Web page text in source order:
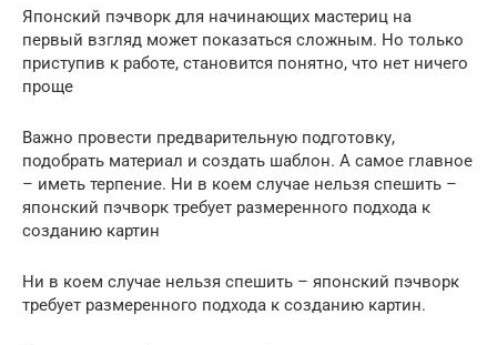
Японский пэчворк для начинающих мастериц на
первый взгляд может показаться сложным. Но только
приступив к работе, становится понятно, что нет ничего
проще
Важно провести предварительную подготовку,
подобрать материал и создать шаблон. А самое главное
– иметь терпение. Ни в коем случае нельзя спешить –
японский пэчворк требует размеренного подхода к
созданию картин
Ни в коем случае нельзя спешить – японский пэчворк
требует размеренного подхода к созданию картин.